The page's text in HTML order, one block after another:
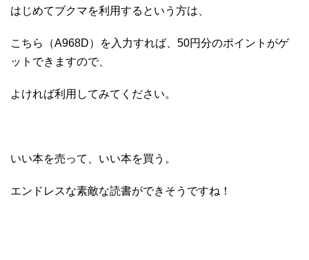
はじめてブクマを利用するという方は、
こちら（A968D）を入力すれば、50円分のポイントがゲ
ットできますので、
よければ利用してみてください。
いい本を売って、いい本を買う。
エンドレスな素敵な読書ができそうですね！